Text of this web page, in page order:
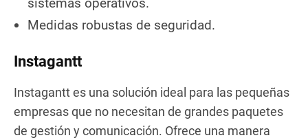
Medidas robustas de seguridad.
Instagantt
Instagantt es una solución ideal para las pequeñas
empresas que no necesitan de grandes paquetes
de gestión y comunicación. Ofrece una manera